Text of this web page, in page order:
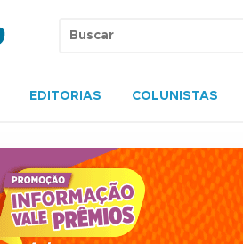
EDITORIAS COLUNISTAS